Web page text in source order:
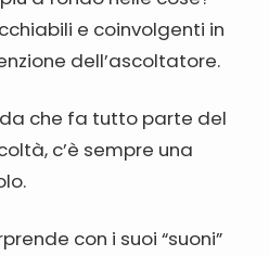
e coinvolgenti in
dell’ascoltatore.
che fa tutto parte del
c’è sempre una
con i suoi “suoni”